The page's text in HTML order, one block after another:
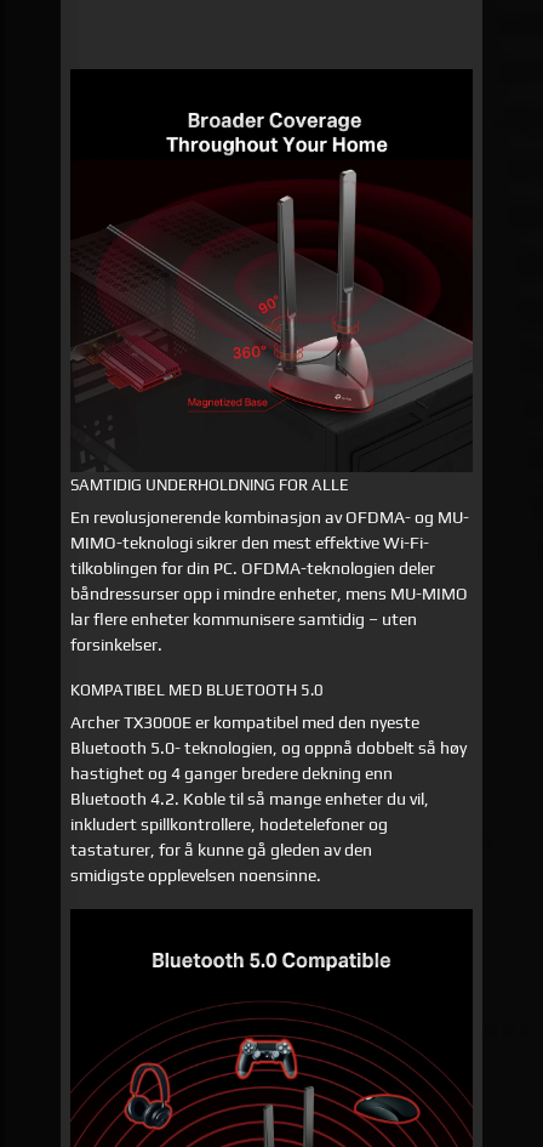
SAMTIDIG UNDERHOLDNING FOR ALLE
En revolusjonerende kombinasjon av OFDMA- og MU-
MIMO-teknologi sikrer den mest effektive Wi-Fi-
tilkoblingen for din PC. OFDMA-teknologien deler
båndressurser opp i mindre enheter, mens MU-MIMO
lar flere enheter kommunisere samtidig – uten
forsinkelser.
KOMPATIBEL MED BLUETOOTH 5.0
Archer TX3000E er kompatibel med den nyeste
Bluetooth 5.0- teknologien, og oppnå dobbelt så høy
hastighet og 4 ganger bredere dekning enn
Bluetooth 4.2. Koble til så mange enheter du vil,
inkludert spillkontrollere, hodetelefoner og
tastaturer, for å kunne gå gleden av den
smidigste opplevelsen noensinne.